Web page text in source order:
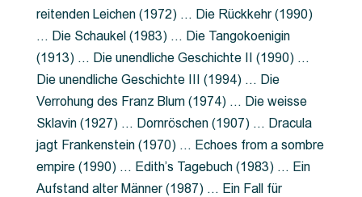
reitenden Leichen (1972) … Die Rückkehr (1990)
… Die Schaukel (1983) … Die Tangokoenigin
(1913) … Die unendliche Geschichte II (1990) …
Die unendliche Geschichte III (1994) … Die
Verrohung des Franz Blum (1974) … Die weisse
Sklavin (1927) … Dornröschen (1907) … Dracula
jagt Frankenstein (1970) … Echoes from a sombre
empire (1990) … Edith’s Tagebuch (1983) … Ein
Aufstand alter Männer (1987) … Ein Fall für